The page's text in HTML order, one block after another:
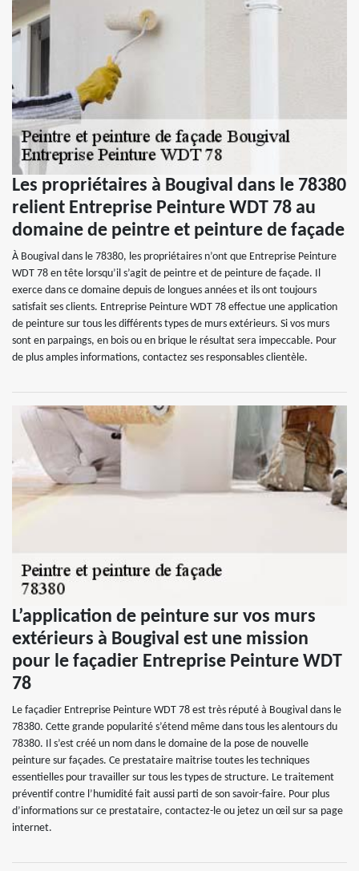
Les propriétaires à Bougival dans le 78380
relient Entreprise Peinture WDT 78 au
domaine de peintre et peinture de façade
À Bougival dans le 78380, les propriétaires n’ont que Entreprise Peinture
WDT 78 en tête lorsqu’il s’agit de peintre et de peinture de façade. Il
exerce dans ce domaine depuis de longues années et ils ont toujours
satisfait ses clients. Entreprise Peinture WDT 78 effectue une application
de peinture sur tous les différents types de murs extérieurs. Si vos murs
sont en parpaings, en bois ou en brique le résultat sera impeccable. Pour
de plus amples informations, contactez ses responsables clientèle.
L’application de peinture sur vos murs
extérieurs à Bougival est une mission
pour le façadier Entreprise Peinture WDT
78
Le façadier Entreprise Peinture WDT 78 est très réputé à Bougival dans le
78380. Cette grande popularité s’étend même dans tous les alentours du
78380. Il s’est créé un nom dans le domaine de la pose de nouvelle
peinture sur façades. Ce prestataire maitrise toutes les techniques
essentielles pour travailler sur tous les types de structure. Le traitement
préventif contre l’humidité fait aussi parti de son savoir-faire. Pour plus
d’informations sur ce prestataire, contactez-le ou jetez un œil sur sa page
internet.